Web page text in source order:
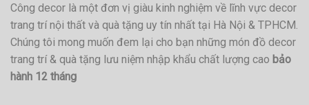
Công decor là một đơn vị giàu kinh nghiệm về lĩnh vực decor
trang trí nội thất và quà tặng uy tín nhất tại Hà Nội & TPHCM.
Chúng tôi mong muốn đem lại cho bạn những món đồ decor
trang trí & quà tặng lưu niệm nhập khẩu chất lượng cao bảo
hành 12 tháng